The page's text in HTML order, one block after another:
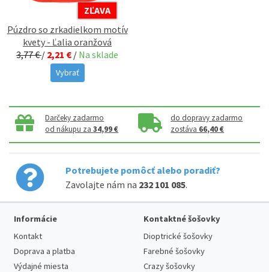
ZĽAVA
Púzdro so zrkadielkom motív
kvety - Ľalia oranžová
3,77 €/ 2,21 € / Na sklade
Vybrať
Darčeky zadarmo
od nákupu za34,99 €
do dopravy zadarmo
zostáva 66,40 €
Potrebujete pomôcť alebo poradiť?
Zavolajte nám na 232 101 085.
Informácie
Kontakt
Doprava a platba
Výdajné miesta
Kontaktné šošovky
Dioptrické šošovky
Farebné šošovky
Crazy šošovky